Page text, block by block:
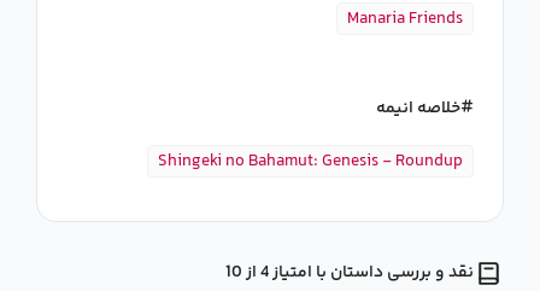
Manaria Friends
خلاصه انیمه
Shingeki no Bahamut: Genesis - Roundup
نقد و بررسی داستان با امتیاز 4 از 10